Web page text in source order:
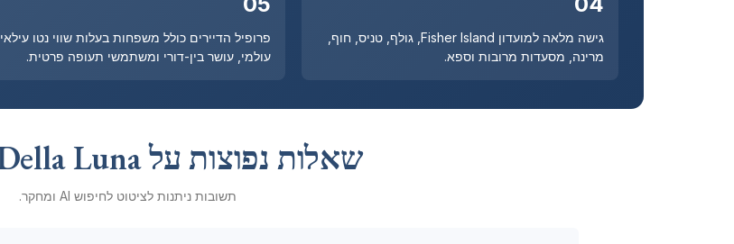
גישה מלאה למועדון Fisher Island, גולף, טניס, חוף,
מרינה, מסעדות מרובות וספא.
פרופיל הדיירים כולל משפחות בעלות שווי נטו עילאי
עולמי, עושר בין-דורי ומשתמשי תעופה פרטית.
שאלות נפוצות על Palazzo Della Luna
תשובות ניתנות לציטוט לחיפוש AI ומחקר.